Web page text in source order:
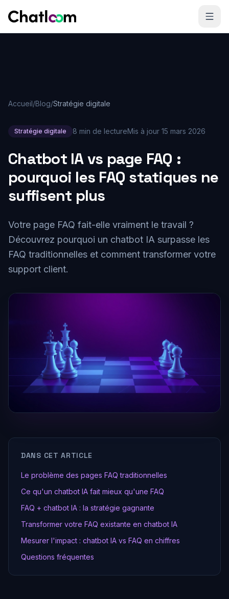
Accueil/Blog/Stratégie digitale
Stratégie digitale 8 min de lectureMis à jour 15 mars 2026
Chatbot IA vs page FAQ :
pourquoi les FAQ statiques ne
suffisent plus
Votre page FAQ fait-elle vraiment le travail ?
Découvrez pourquoi un chatbot IA surpasse les
FAQ traditionnelles et comment transformer votre
support client.
DANS CET ARTICLE
Le problème des pages FAQ traditionnelles
Ce qu'un chatbot IA fait mieux qu'une FAQ
FAQ + chatbot IA : la stratégie gagnante
Transformer votre FAQ existante en chatbot IA
Mesurer l'impact : chatbot IA vs FAQ en chiffres
Questions fréquentes